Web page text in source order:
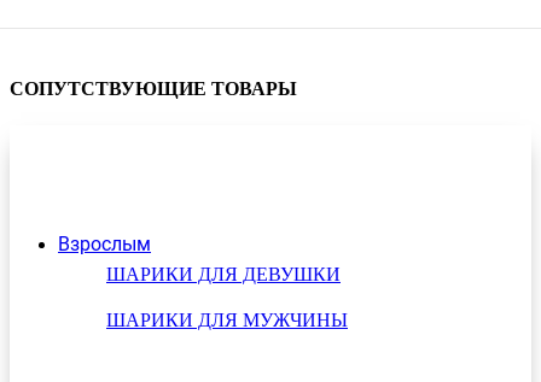
Взрослым
ШАРИКИ ДЛЯ ДЕВУШКИ
ШАРИКИ ДЛЯ МУЖЧИНЫ
СОПУТСТВУЮЩИЕ ТОВАРЫ